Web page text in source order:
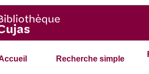
Recherche simple